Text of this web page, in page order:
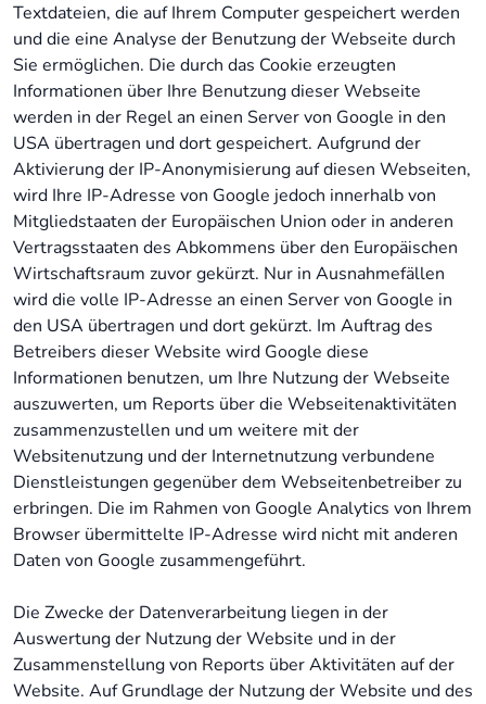
Textdateien, die auf Ihrem Computer gespeichert werden
und die eine Analyse der Benutzung der Webseite durch
Sie ermöglichen. Die durch das Cookie erzeugten
Informationen über Ihre Benutzung dieser Webseite
werden in der Regel an einen Server von Google in den
USA übertragen und dort gespeichert. Aufgrund der
Aktivierung der IP-Anonymisierung auf diesen Webseiten,
wird Ihre IP-Adresse von Google jedoch innerhalb von
Mitgliedstaaten der Europäischen Union oder in anderen
Vertragsstaaten des Abkommens über den Europäischen
Wirtschaftsraum zuvor gekürzt. Nur in Ausnahmefällen
wird die volle IP-Adresse an einen Server von Google in
den USA übertragen und dort gekürzt. Im Auftrag des
Betreibers dieser Website wird Google diese
Informationen benutzen, um Ihre Nutzung der Webseite
auszuwerten, um Reports über die Webseitenaktivitäten
zusammenzustellen und um weitere mit der
Websitenutzung und der Internetnutzung verbundene
Dienstleistungen gegenüber dem Webseitenbetreiber zu
erbringen. Die im Rahmen von Google Analytics von Ihrem
Browser übermittelte IP-Adresse wird nicht mit anderen
Daten von Google zusammengeführt.
Die Zwecke der Datenverarbeitung liegen in der
Auswertung der Nutzung der Website und in der
Zusammenstellung von Reports über Aktivitäten auf der
Website. Auf Grundlage der Nutzung der Website und des